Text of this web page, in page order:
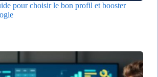
pour choisir le bon profil et booster